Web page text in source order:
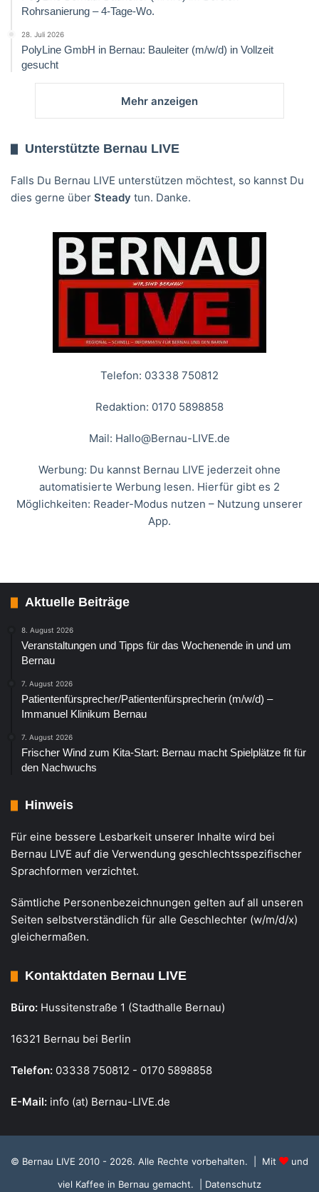
Rohrsanierung – 4-Tage-Wo.
28. Juli 2026
PolyLine GmbH in Bernau: Bauleiter (m/w/d) in Vollzeit
gesucht
Mehr anzeigen
Unterstützte Bernau LIVE
Falls Du Bernau LIVE unterstützen möchtest, so kannst Du
dies gerne über Steady tun. Danke.
Telefon: 03338 750812
Redaktion: 0170 5898858
Mail: Hallo@Bernau-LIVE.de
Werbung: Du kannst Bernau LIVE jederzeit ohne
automatisierte Werbung lesen. Hierfür gibt es 2
Möglichkeiten: Reader-Modus nutzen – Nutzung unserer
App.
Aktuelle Beiträge
8. August 2026
Veranstaltungen und Tipps für das Wochenende in und um
Bernau
7. August 2026
Patientenfürsprecher/Patientenfürsprecherin (m/w/d) –
Immanuel Klinikum Bernau
7. August 2026
Frischer Wind zum Kita-Start: Bernau macht Spielplätze fit für
den Nachwuchs
Hinweis
Für eine bessere Lesbarkeit unserer Inhalte wird bei
Bernau LIVE auf die Verwendung geschlechtsspezifischer
Sprachformen verzichtet.
Sämtliche Personenbezeichnungen gelten auf all unseren
Seiten selbstverständlich für alle Geschlechter (w/m/d/x)
gleichermaßen.
Kontaktdaten Bernau LIVE
Büro: Hussitenstraße 1 (Stadthalle Bernau)
16321 Bernau bei Berlin
Telefon: 03338 750812 - 0170 5898858
E-Mail: info (at) Bernau-LIVE.de
© Bernau LIVE 2010 - 2026. Alle Rechte vorbehalten. | Mit
und
viel Kaffee in Bernau gemacht.
| Datenschutz